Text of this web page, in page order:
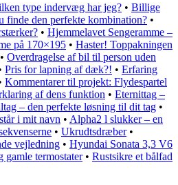
type indervæg har jeg? • Billige
finde den perfekte kombination? •
• Hjemmelavet Sengeramme –
på 170×195 • Haster! Toppakningen
• Overdragelse af bil til person uden
Pris for lapning af dæk?! • Erfaring
Kommentarer til projekt: Flydespartel
af dens funktion • Eternittag –
– den perfekte løsning til dit tag •
i mit navn • Alpha2 l slukker – en
• Ukrudtsdræber•
vejledning • Hyundai Sonata 3,3 V6
gamle termostater• Rustsikre et bålfad